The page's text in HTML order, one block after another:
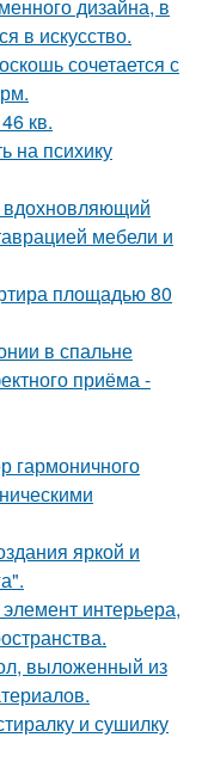
дизайна, в
в искусство.
сочетается с
кв.
на психику
вдохновляющий
мебели и
площадью 80
в спальне
приёма -
гармоничного
яркой и
интерьера,
выложенный из
и сушилку